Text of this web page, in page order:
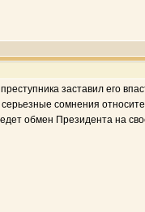
заставил его
сомнения
обмен Президента на